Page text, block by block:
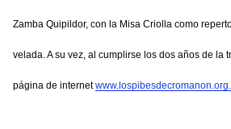
Zamba Quipildor, con la Misa Criolla como
velada. A su vez, al cumplirse los dos años de la
página de internet